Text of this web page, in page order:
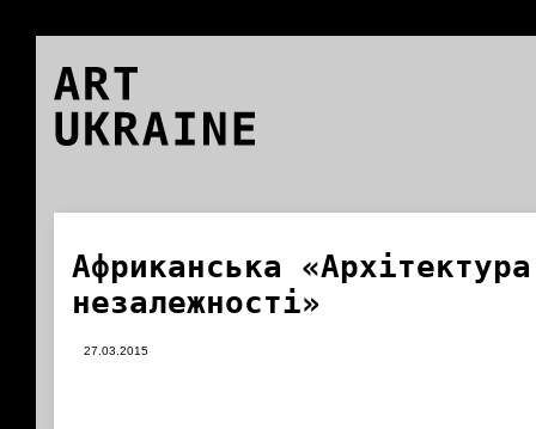
ART
UKRAINE
Африканська «Архітектура
незалежності»
27.03.2015